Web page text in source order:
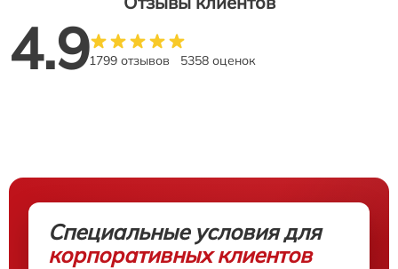
4.91799 отзывов 5358 оценок
Специальные условия для
корпоративных клиентов